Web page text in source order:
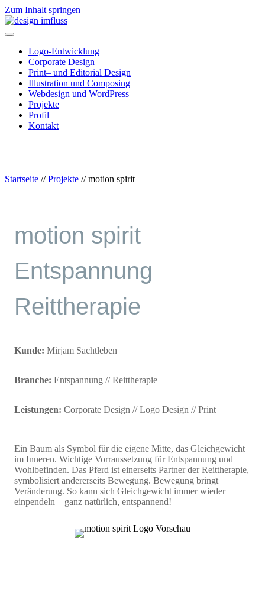
Zum Inhalt springen
Navigation
Logo-Entwicklung
Corporate Design
Print– und Editorial Design
Illustration und Composing
Webdesign und WordPress
Projekte
Profil
Kontakt
Startseite //Projekte //motion spirit
motion spirit
Entspannung
Reittherapie
Kunde: Mirjam Sachtleben
Branche: Entspannung // Reittherapie
Leistungen: Corporate Design // Logo Design // Print
Ein Baum als Symbol für die eigene Mitte, das Gleichgewicht
im Inneren. Wichtige Vorraussetzung für Entspannung und
Wohlbefinden. Das Pferd ist einerseits Partner der Reittherapie,
symbolisiert andererseits Bewegung. Bewegung bringt
Veränderung. So kann sich Gleichgewicht immer wieder
einpendeln – ganz natürlich, entspannend!